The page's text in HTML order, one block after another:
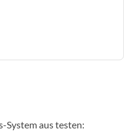
System aus testen: